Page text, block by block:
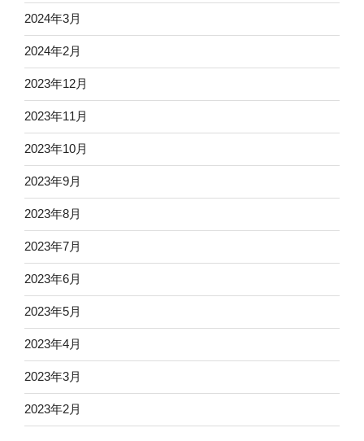
2024年3月
2024年2月
2023年12月
2023年11月
2023年10月
2023年9月
2023年8月
2023年7月
2023年6月
2023年5月
2023年4月
2023年3月
2023年2月